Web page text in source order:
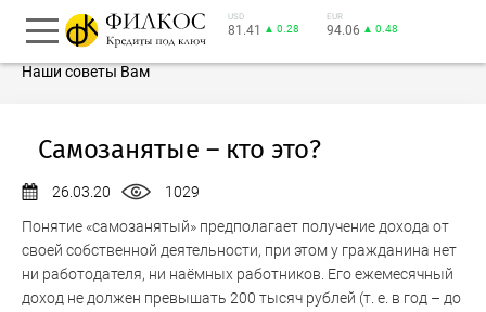
USD
81.41 ▲ 0.28
EUR
94.06 ▲ 0.48
Наши советы Вам
Самозанятые – кто это?
26.03.20
1029
Понятие «самозанятый» предполагает получение дохода от
своей собственной деятельности, при этом у гражданина нет
ни работодателя, ни наёмных работников. Его ежемесячный
доход не должен превышать 200 тысяч рублей (т. е. в год – до